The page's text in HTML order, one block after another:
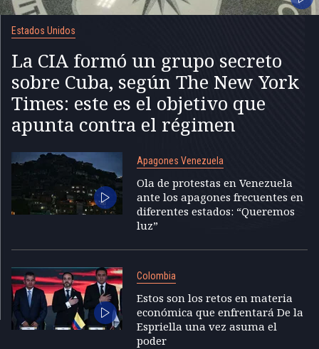
Estados Unidos
La CIA formó un grupo secreto
sobre Cuba, según The New York
Times: este es el objetivo que
apunta contra el régimen
Apagones Venezuela
Ola de protestas en Venezuela
ante los apagones frecuentes en
diferentes estados: “Queremos
luz”
Colombia
Estos son los retos en materia
económica que enfrentará De la
Espriella una vez asuma el
poder